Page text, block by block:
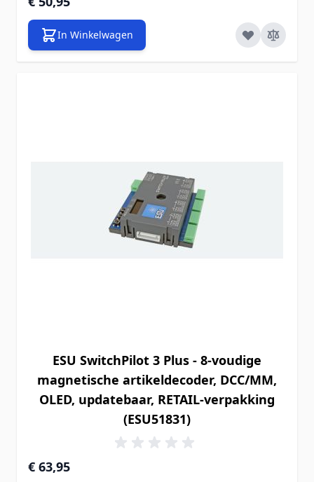
In Winkelwagen
ESU SwitchPilot 3 Plus - 8-voudige
magnetische artikeldecoder, DCC/MM,
OLED, updatebaar, RETAIL-verpakking
(ESU51831)
€ 63,95